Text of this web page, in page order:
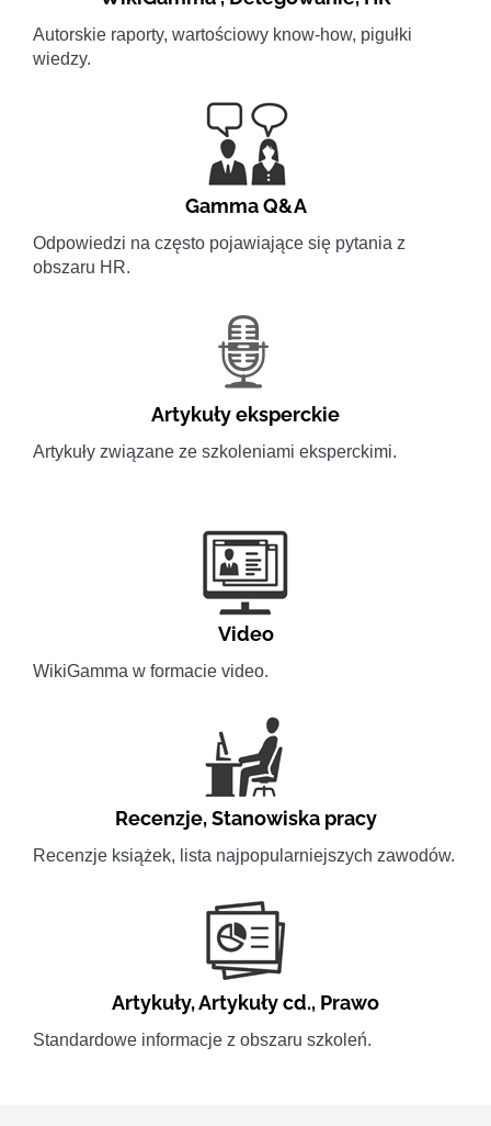
Autorskie raporty, wartościowy know-how, pigułki
wiedzy.
Gamma Q&A
Odpowiedzi na często pojawiające się pytania z
obszaru HR.
Artykuły eksperckie
Artykuły związane ze szkoleniami eksperckimi.
Video
WikiGamma w formacie video.
Recenzje,Stanowiska pracy
Recenzje książek, lista najpopularniejszych zawodów.
Artykuły,Artykuły cd., Prawo
Standardowe informacje z obszaru szkoleń.